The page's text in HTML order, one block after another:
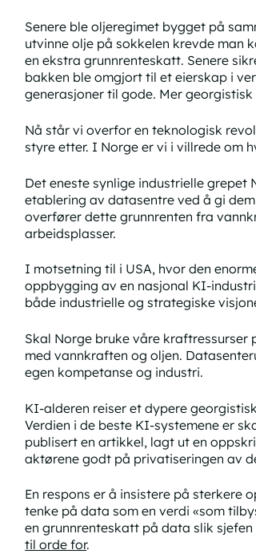
Senere ble oljeregimet bygget på
utvinne olje på sokkelen krevde man
en ekstra grunnrenteskatt. Senere
bakken ble omgjort til et eierskap i
generasjoner til gode. Mer
Nå står vi overfor en teknologisk
styre etter. I Norge er vi i villrede om
Det eneste synlige industrielle
etablering av datasentre ved å gi
overfører dette grunnrenten fra
arbeidsplasser.
I motsetning til i USA, hvor den
oppbygging av en nasjonal KI-
både industrielle og strategiske
Skal Norge bruke våre kraftressurser
med vannkraften og oljen.
egen kompetanse og industri.
KI-alderen reiser et dypere
Verdien i de beste KI-systemene er
publisert en artikkel, lagt ut en
aktørene godt på privatiseringen av
En respons er å insistere på sterkere
tenke på data som en verdi «som
en grunnrenteskatt på data slik
til orde for.